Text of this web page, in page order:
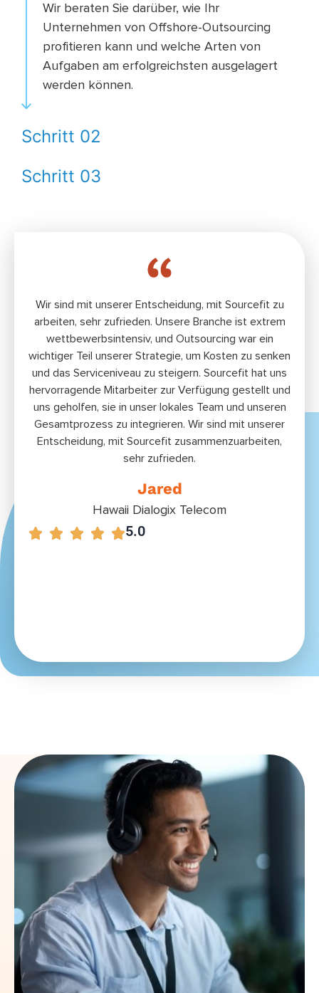
Wir beraten Sie darüber, wie Ihr
Unternehmen von Offshore-Outsourcing
profitieren kann und welche Arten von
Aufgaben am erfolgreichsten ausgelagert
werden können.
Schritt 02
Schritt 03
Wir sind mit unserer Entscheidung, mit Sourceﬁt zu
arbeiten, sehr zufrieden. Unsere Branche ist extrem
wettbewerbsintensiv, und Outsourcing war ein
wichtiger Teil unserer Strategie, um Kosten zu senken
und das Serviceniveau zu steigern. Sourcefit hat uns
hervorragende Mitarbeiter zur Verfügung gestellt und
uns geholfen, sie in unser lokales Team und unseren
Gesamtprozess zu integrieren. Wir sind mit unserer
Entscheidung, mit Sourcefit zusammenzuarbeiten,
sehr zufrieden.
Jared
Hawaii Dialogix Telecom
5.0